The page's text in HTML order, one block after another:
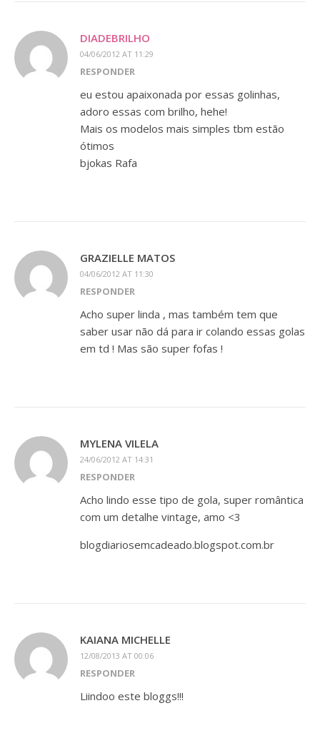
DIADEBRILHO
04/06/2012 AT 11:29
RESPONDER
eu estou apaixonada por essas golinhas,
adoro essas com brilho, hehe!
Mais os modelos mais simples tbm estão
ótimos
bjokas Rafa
GRAZIELLE MATOS
04/06/2012 AT 11:30
RESPONDER
Acho super linda , mas também tem que
saber usar não dá para ir colando essas golas
em td ! Mas são super fofas !
MYLENA VILELA
24/06/2012 AT 14:31
RESPONDER
Acho lindo esse tipo de gola, super romântica
com um detalhe vintage, amo <3
blogdiariosemcadeado.blogspot.com.br
KAIANA MICHELLE
12/08/2013 AT 00:06
RESPONDER
Liindoo este bloggs!!!